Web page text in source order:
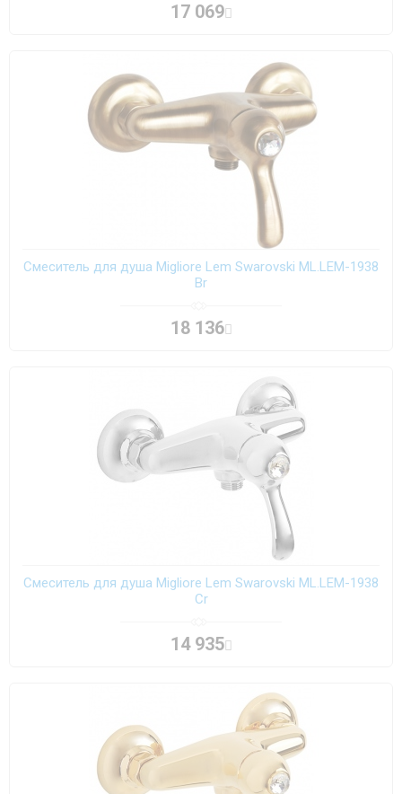
17 069
Смеситель для душа Migliore Lem Swarovski ML.LEM-1938
Br
18 136
Смеситель для душа Migliore Lem Swarovski ML.LEM-1938
Cr
14 935